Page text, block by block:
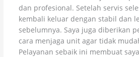
dan profesional. Setelah servis
kembali keluar dengan stabil dan
sebelumnya. Saya juga diberikan
cara menjaga unit agar tidak
Pelayanan sebaik ini membuat